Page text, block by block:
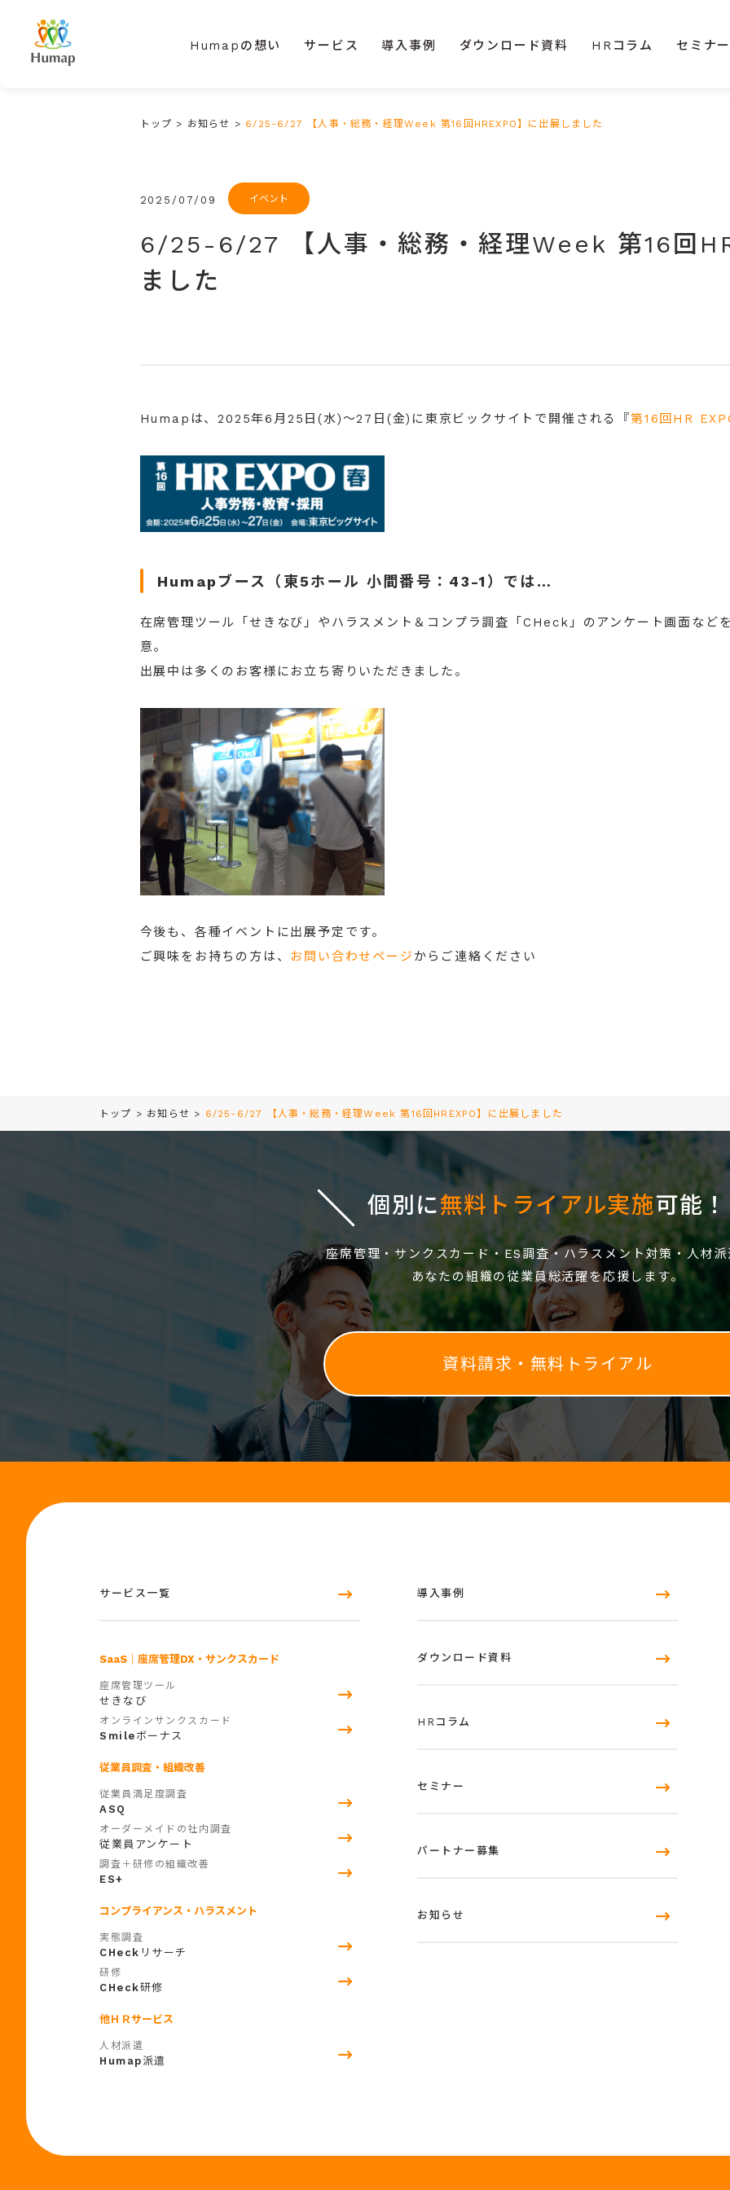
Humapの想い サービス 導入事例 ダウンロード資料 HRコラム セミナ
トップ > お知らせ > 6/25-6/27 【人事・総務・経理Week 第16回HREXPO】に出展しました
2025/07/09 イベント
6/25-6/27 【人事・総務・経理Week 第16回
ました
Humapは、2025年6月25日(水)～27日(金)に東京ビックサイト で開催される『第16回HR
Humapブース（東5ホール 小間番号：43-1）では…
在席管理ツール「せきなび」やハラスメント＆コンプラ調査「CHeck」のアンケート画面など
意。
出展中は多くのお客様にお立ち寄りいただきました。
今後も、各種イベントに出展予定です。
ご興味をお持ちの方は、 お問い合わせページ からご連絡ください
トップ > お知らせ > 6/25-6/27 【人事・総務・経理Week 第16回HREXPO】に出展しました
個別に無料トライアル実施可能！
座席管理・サンクスカード・ES調査・ハラスメント対策・人材
あなたの組織の従業員総活躍を応援します。
資料請求・無料トライアル
サービス一覧
SaaS ｜座席管理DX・サンクスカード
座席管理ツール
せきなび
オンラインサンクスカード
Smile ボーナス
従業員調査・組織改善
従業員満足度調査
ASQ
オーダーメイドの社内調査
従業員アンケート
調査＋研修の組織改善
ES+
コンプライアンス・ハラスメント
実態調査
CHeck リサーチ
研修
CHeck研修
他ＨＲサービス
人材派遣
Humap 派遣
導入事例
ダウンロード資料
HRコラム
セミナー
パートナー募集
お知らせ